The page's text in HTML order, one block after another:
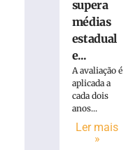
supera
médias
estadual
e...
A avaliação é
aplicada a
cada dois
anos...
Ler mais
»